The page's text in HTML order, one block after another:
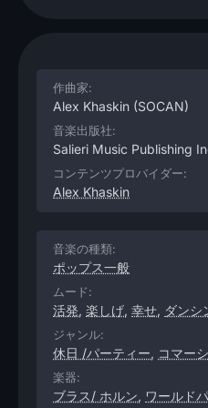
作曲家:
Alex Khaskin (SOCAN)
音楽出版社:
Salieri Music Publishing
コンテンツプロバイダー:
Alex Khaskin
音楽の種類:
ポップス一般
ムード:
活発, 楽しげ, 幸せ, ダンシ
ジャンル:
休日 /パーティー, コマー
楽器:
ブラス/ ホルン, ワールド